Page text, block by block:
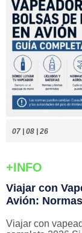
07 | 08 | 26
+INFO
Viajar con
Avión:
Viajar con